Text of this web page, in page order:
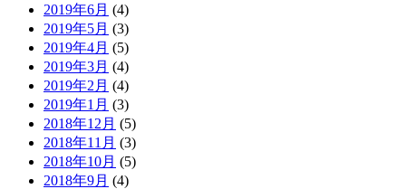
2019年6月 (4)
2019年5月 (3)
2019年4月 (5)
2019年3月 (4)
2019年2月 (4)
2019年1月 (3)
2018年12月 (5)
2018年11月 (3)
2018年10月 (5)
2018年9月 (4)